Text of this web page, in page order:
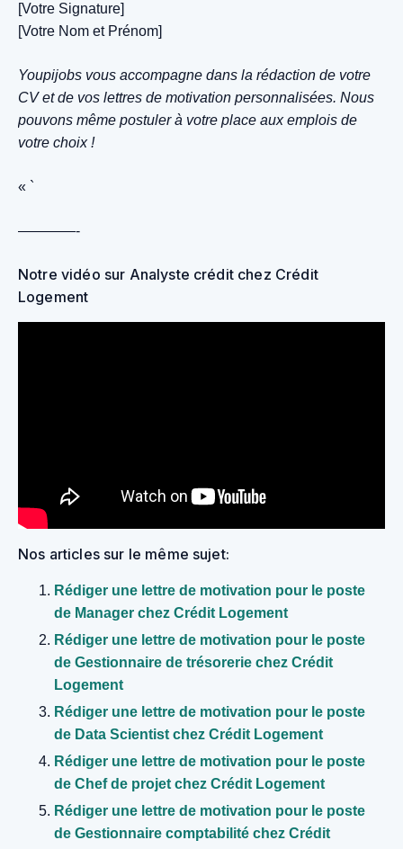
[Votre Signature]
[Votre Nom et Prénom]
Youpijobs vous accompagne dans la rédaction de votre
CV et de vos lettres de motivation personnalisées. Nous
pouvons même postuler à votre place aux emplois de
votre choix !
« `
————-
Notre vidéo sur Analyste crédit chez Crédit
Logement
Nos articles sur le même sujet:
Rédiger une lettre de motivation pour le poste
de Manager chez Crédit Logement
Rédiger une lettre de motivation pour le poste
de Gestionnaire de trésorerie chez Crédit
Logement
Rédiger une lettre de motivation pour le poste
de Data Scientist chez Crédit Logement
Rédiger une lettre de motivation pour le poste
de Chef de projet chez Crédit Logement
Rédiger une lettre de motivation pour le poste
de Gestionnaire comptabilité chez Crédit